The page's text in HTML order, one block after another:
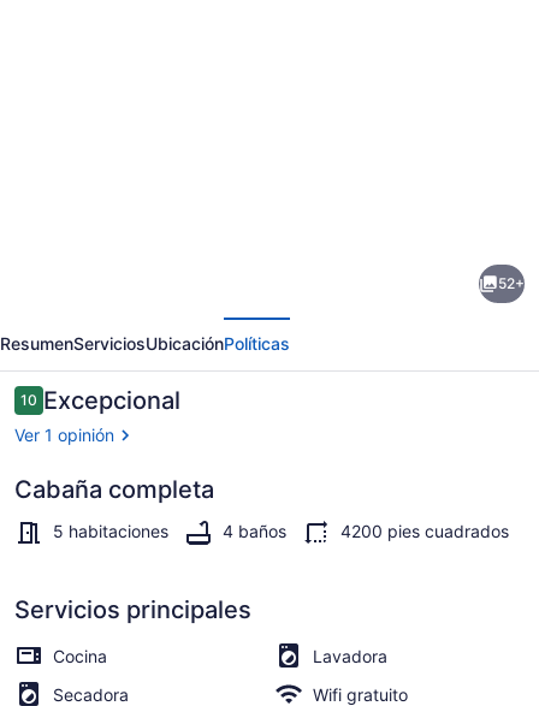
Listing!
Lovely
5
bed/bath
sand
beach
Howard
Lake-
Akeley/Walker
52+
ResumenServiciosUbicaciónPolíticas
Opiniones
1010 de 10,
Excepcional
Ver 1 opinión
Cabaña completa
5 habitaciones 4 baños 4200 pies cuadrados
Servicios principales
Cocina
Lavadora
Secadora
Wifi gratuito